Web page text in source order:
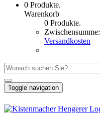
0 Produkte.
Warenkorb
0 Produkte.
Zwischensumme:
Versandkosten
Toggle navigation